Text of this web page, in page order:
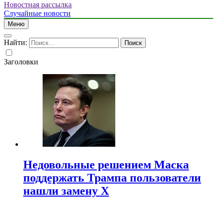
Новостная рассылка
Случайные новости
Меню
Найти:
Заголовки
Недовольные решением Маска
поддержать Трампа пользователи
нашли замену X